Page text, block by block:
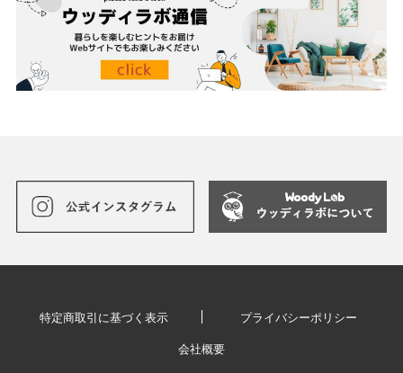
特定商取引に基づく表示
プライバシーポリシー
会社概要